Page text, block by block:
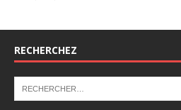
RECHERCHEZ